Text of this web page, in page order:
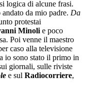
logica di alcune frasi.
da mio padre. Da
protestai
Minoli e poco
Poi venne il maestro
caso alla televisione
io sono stato il primo in
giornali, sulle riviste
e sul Radiocorriere,